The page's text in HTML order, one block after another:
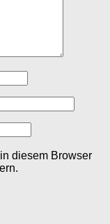
diesem Browser